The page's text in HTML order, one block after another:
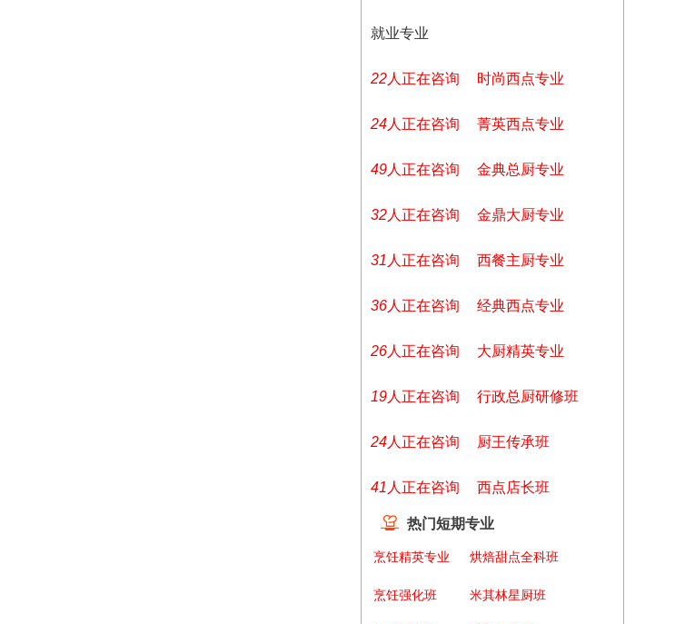
就业专业
22人正在咨询 时尚西点专业
24人正在咨询 菁英西点专业
49人正在咨询 金典总厨专业
32人正在咨询 金鼎大厨专业
31 人正在咨询 西餐主厨专业
36人正在咨询 经典西点专业
26人正在咨询 大厨精英专业
19人正在咨询 行政总厨研修班
24人正在咨询 厨王传承班
41 人正在咨询 西点店长班
热门短期专业
烹饪精英专业
烹饪强化班
烘焙甜点全科班
米其林星厨班